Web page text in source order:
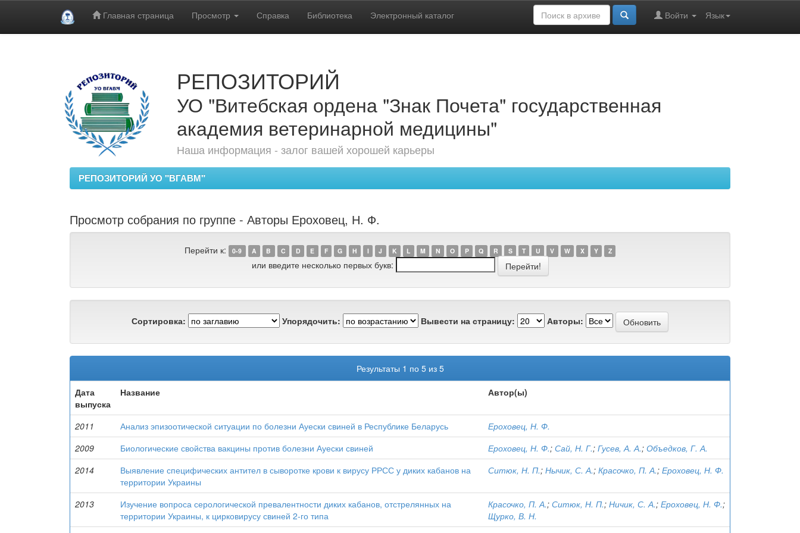
Главная страница Просмотр Справка Библиотека Электронный каталог Язык
Войти
РЕПОЗИТОРИЙ
УО "Витебская ордена "Знак Почета" государственная
академия ветеринарной медицины"
Наша информация - залог вашей хорошей карьеры
РЕПОЗИТОРИЙ УО "ВГАВМ"
Просмотр собрания по группе - Авторы Ероховец, Н. Ф.
Перейти к: 0-9 A B C D E F G H I J K L M N O P Q R S T U V W X Y Z
или введите несколько первых букв:
Сортировка: Упорядочить: Вывести на страницу: Авторы:
Результаты 1 по 5 из 5
Дата
выпуска
Название Автор(ы)
2011 Анализ эпизоотической ситуации по болезни Ауески свиней в Республике Беларусь
Ероховец, Н. Ф.
2009
Биологические свойства вакцины против болезни Ауески свиней Ероховец, Н. Ф.; Сай, Н. Г.; Гусев, А. А.; Объедков, Г. А.
2014
Выявление специфических антител в сыворотке крови к вирусу РРСС у диких кабанов на
территории Украины
Ситюк, Н. П.; Нычик, С. А.; Красочко, П. А.; Ероховец, Н. Ф.
2013
Изучение вопроса серологической превалентности диких кабанов, отстрелянных на
территории Украины, к цирковирусу свиней 2-го типа
Красочко, П. А.; Ситюк, Н. П.; Ничик, С. А.; Ероховец, Н. Ф.;
Щурко, В. Н.